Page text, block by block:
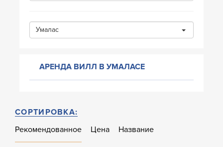
Умалас
АРЕНДА ВИЛЛ В УМАЛАСЕ
СОРТИРОВКА:
Рекомендованное
Цена Название